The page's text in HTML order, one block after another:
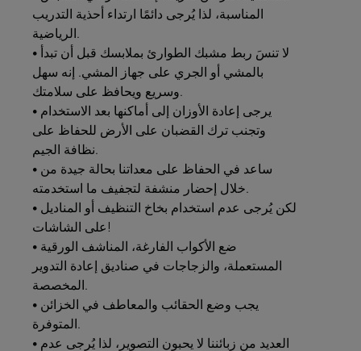
المناسبة، لذا يُرجى دائمًا ارتداء أحذية التدريب
• لا تنسَ ربط مشبك الطوارئ بملابسك قبل أن تبدأ
بالمشي أو الجري على جهاز المشي. إنه سهل
• يرجى إعادة الأوزان إلى أماكنها بعد الاستخدام
وتجنب ترك القضبان على الأرض للحفاظ على
• ساعد في الحفاظ على معداتنا بحالة جيدة من
• لكن يُرجى عدم استخدام بخاخ التنظيف أو المناديل
على الشاشات!
• ضع الأكواب الفارغة، المناشف الورقية
المستعملة، والزجاجات في صناديق إعادة التدوير
• يجب وضع الحقائب والمعاطف في الخزائن
• العديد من زبائننا لا يحبون التصوير، لذا يُرجى عدم